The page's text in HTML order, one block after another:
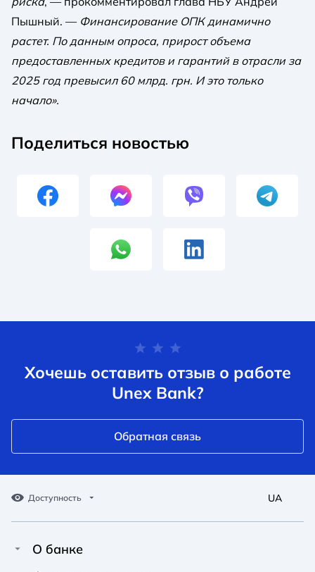
Пышный. — Финансирование ОПК динамично
растет. По данным опроса, прирост объема
предоставленных кредитов и гарантий в отрасли за
2025 год превысил 60 млрд. грн. И это только
начало».
Поделиться новостью
Хочешь оставить отзыв о работе
Unex Bank?
Обратная связь
Доступность UA
О банке